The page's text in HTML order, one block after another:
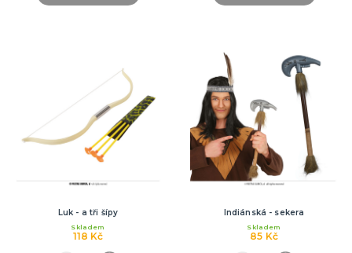
Luk - a tři šípy
118 Kč
Skladem
Indiánská - sekera
85 Kč
Skladem